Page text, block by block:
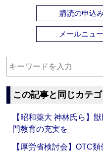
購読の申込
メールニュ
この記事と同じカテ
【昭和薬大 神林氏ら】
門教育の充実を
【厚労省検討会】OTC